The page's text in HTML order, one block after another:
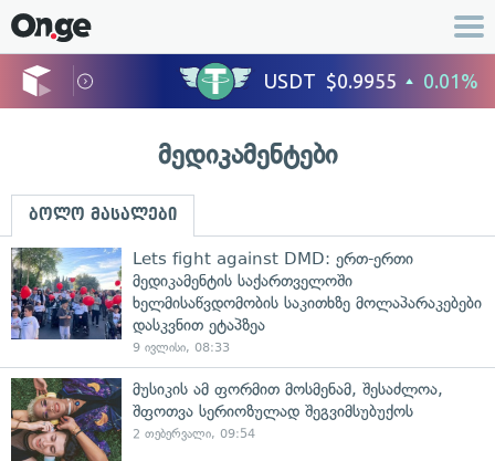
მედიკამენტები
ბოლო მასალები
Lets fight against DMD: ერთ-ერთი
მედიკამენტის საქართველოში
ხელმისაწვდომობის საკითხზე მოლაპარაკებები
დასკვნით ეტაპზეა
9 ივლისი, 08:33
მუსიკის ამ ფორმით მოსმენამ, შესაძლოა,
შფოთვა სერიოზულად შეგვიმსუბუქოს
2 თებერვალი, 09:54